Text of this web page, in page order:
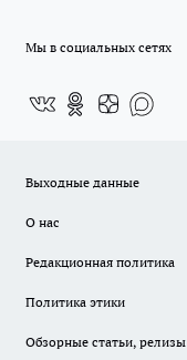
Мы в социальных сетях
Выходные данные
О нас
Редакционная политика
Политика этики
Обзорные статьи, релизы